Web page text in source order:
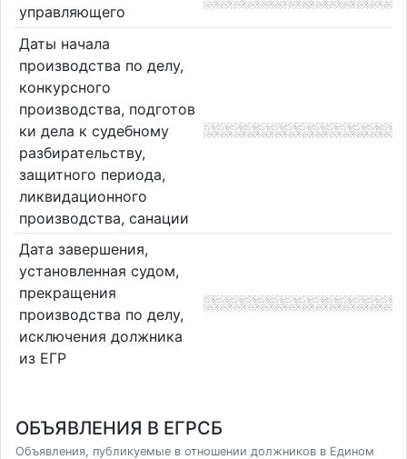
управляющего
Даты начала
производства по делу,
конкурсного
производства, подготов
ки дела к судебному
разбирательству,
защитного периода,
ликвидационного
производства, санации
Дата завершения,
установленная судом,
прекращения
производства по делу,
исключения должника
из ЕГР
ОБЪЯВЛЕНИЯ В ЕГРСБ
Объявления, публикуемые в отношении должников в Едином